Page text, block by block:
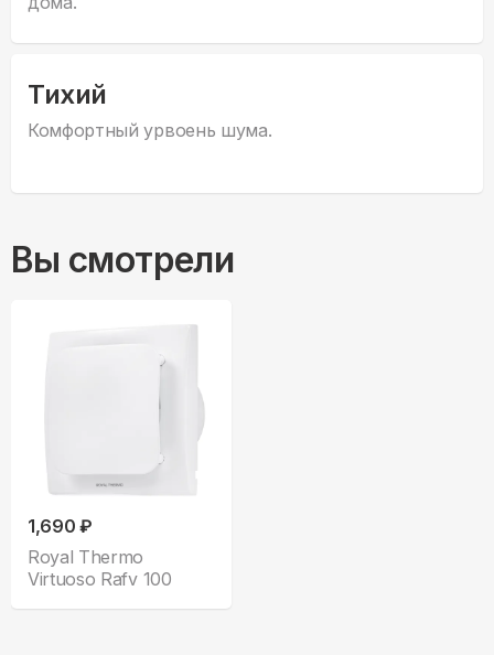
Тихий
Комфортный урвоень шума.
Вы смотрели
1,690 ₽
Royal Thermo
Virtuoso Rafv 100